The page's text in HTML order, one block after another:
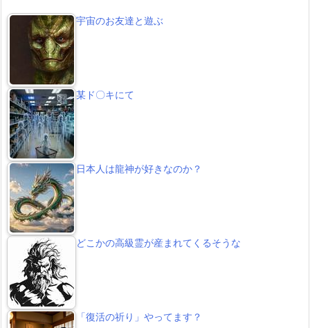
宇宙のお友達と遊ぶ
某ド〇キにて
日本人は龍神が好きなのか？
どこかの高級霊が産まれてくるそうな
「復活の祈り」やってます？